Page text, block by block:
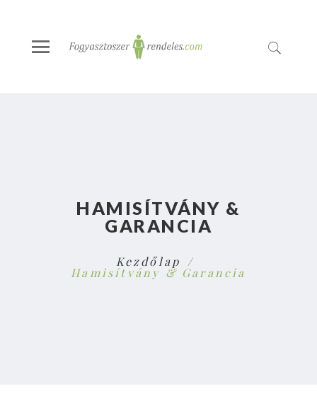
HAMISÍTVÁNY &
GARANCIA
Kezdőlap
Hamisítvány & Garancia